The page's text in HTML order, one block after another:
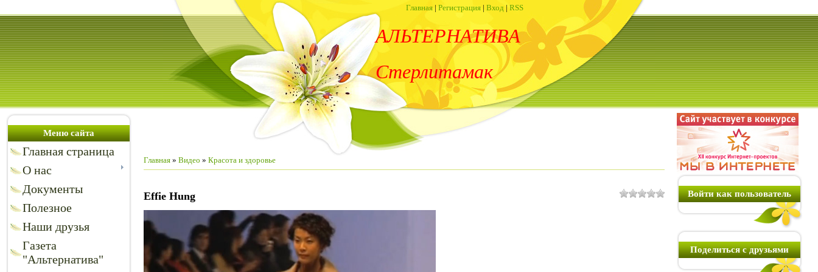
Главная | Регистрация | Вход | RSS
АЛЬТЕРНАТИВА
Стерлитамак
Меню сайта
Главная страница
О нас
Документы
Полезное
Наши друзья
Газета
"Альтернатива"
Главная » Видео » Красота и здоровье
Effie Hung Войти как пользователь
Поделиться с друзьями